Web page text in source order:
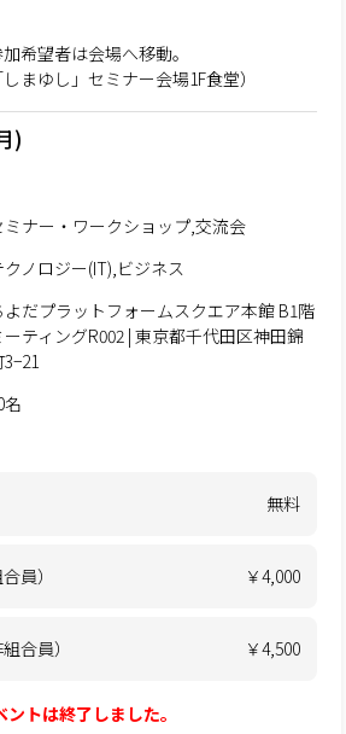
希望者は会場へ移動。
まゆし」セミナー会場1F食堂）
)
ミナー・ワークショップ,交流会
クノロジー(IT),ビジネス
よだプラットフォームスクエア本館 B1階
ーティングR002 | 東京都千代田区神田錦
3−21
名
無料
員） ￥4,000
合員） ￥4,500
ントは終了しました。